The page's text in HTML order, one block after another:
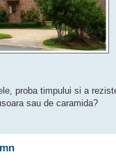
proba timpului si a
sau de caramida?